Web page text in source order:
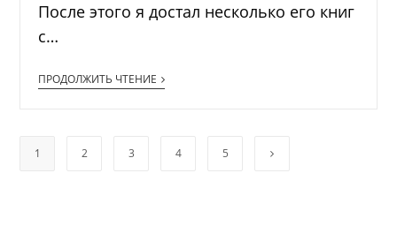
После этого я достал несколько его книг
с…
ПРОДОЛЖИТЬ ЧТЕНИЕ
1 2 3 4 5